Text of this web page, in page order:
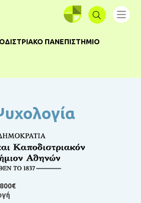
ΣΥΝΔΕΣΗ
ΠΑΝΕΠΙΣΤΉΜΙΟ